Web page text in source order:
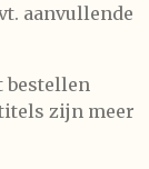
aanvullende
bestellen
zijn meer